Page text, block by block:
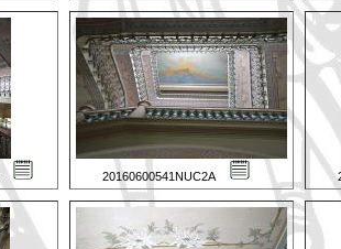
20160600541NUC2A